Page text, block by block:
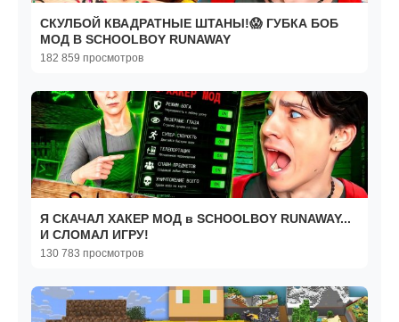
СКУЛБОЙ КВАДРАТНЫЕ ШТАНЫ!😱 ГУБКА БОБ
МОД В SCHOOLBOY RUNAWAY
182 859 просмотров
Я СКАЧАЛ ХАКЕР МОД в SCHOOLBOY RUNAWAY...
И СЛОМАЛ ИГРУ!
130 783 просмотров